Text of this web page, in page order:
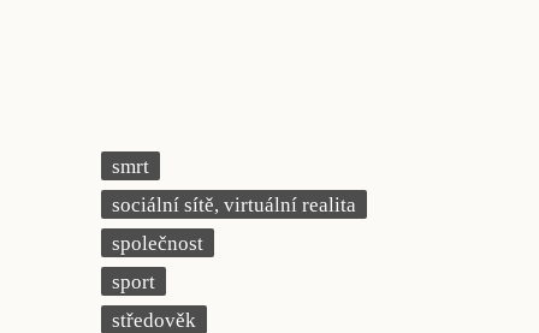
smrt
sociální sítě, virtuální realita
společnost
sport
středověk